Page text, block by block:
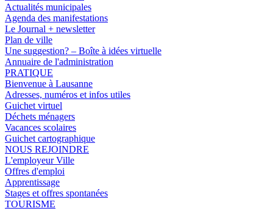
Actualités municipales
Agenda des manifestations
Le Journal + newsletter
Plan de ville
Une suggestion? – Boîte à idées virtuelle
Annuaire de l'administration
PRATIQUE
Bienvenue à Lausanne
Adresses, numéros et infos utiles
Guichet virtuel
Déchets ménagers
Vacances scolaires
Guichet cartographique
NOUS REJOINDRE
L'employeur Ville
Offres d'emploi
Apprentissage
Stages et offres spontanées
TOURISME